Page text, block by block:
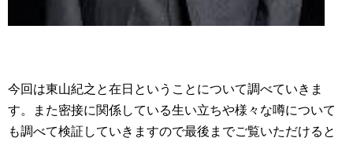
今回は東山紀之と在日ということについて調べていきま
す。また密接に関係している生い立ちや様々な噂について
も調べて検証していきますので最後までご覧いただけると